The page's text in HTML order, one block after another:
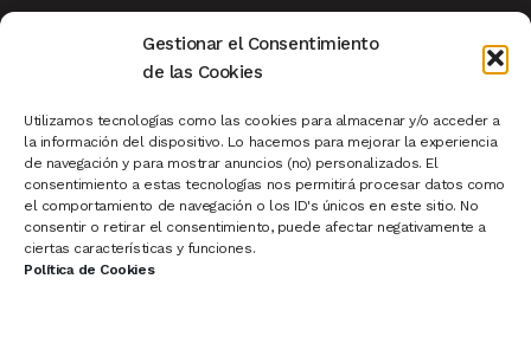
Gestionar el Consentimiento
de las Cookies
Utilizamos tecnologías como las cookies para almacenar y/o acceder a
la información del dispositivo. Lo hacemos para mejorar la experiencia
de navegación y para mostrar anuncios (no) personalizados. El
consentimiento a estas tecnologías nos permitirá procesar datos como
el comportamiento de navegación o los ID's únicos en este sitio. No
consentir o retirar el consentimiento, puede afectar negativamente a
ciertas características y funciones.
Política de Cookies
| Privacidad| Política de Cookies
Condiciones de Compra |
|
Pescaderías |Carnicerías |Sistema de Turnos |
Cartelería Madrid|Rollup|Ofertas |
Novedades|Productos Destacados